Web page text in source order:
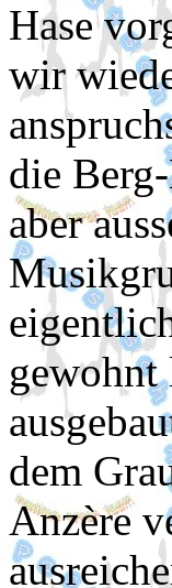
Hase
wir
die
aber
gewohnt
dem
Anzère